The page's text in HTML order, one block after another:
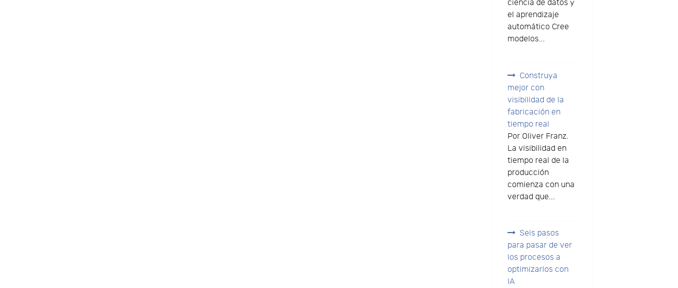
ciencia de datos y
el aprendizaje
automático Cree
modelos...
Construya
mejor con
visibilidad de la
fabricación en
tiempo real
Por Oliver Franz.
La visibilidad en
tiempo real de la
producción
comienza con una
verdad que...
Seis pasos
para pasar de ver
los procesos a
optimizarlos con
IA